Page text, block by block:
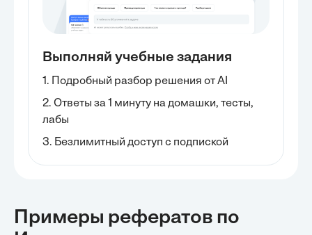
Выполняй учебные задания
1. Подробный разбор решения от AI
2. Ответы за 1 минуту на домашки, тесты,
лабы
3. Безлимитный доступ с подпиской
Примеры рефератов по